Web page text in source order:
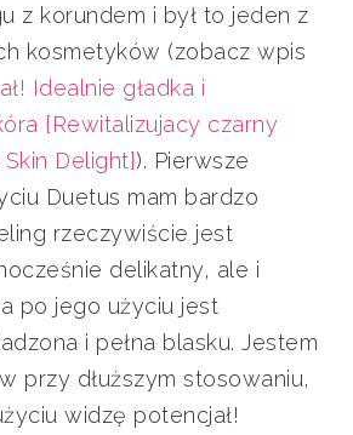
z korundem i był to jeden z
kosmetyków (zobacz wpis
Idealnie gładka i
{Rewitalizujacy czarny
Delight}). Pierwsze
Duetus mam bardzo
rzeczywiście jest
delikatny, ale i
po jego użyciu jest
i pełna blasku. Jestem
przy dłuższym stosowaniu,
widzę potencjał!